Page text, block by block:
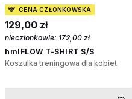
CENA CZŁONKOWSKA
129,00 zł
nieczłonkowie: 172,00 zł
hmlFLOW T-SHIRT S/S
Koszulka treningowa dla kobiet